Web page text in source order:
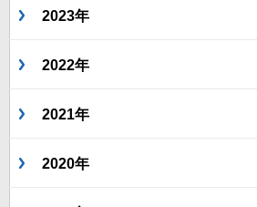
2023年
2022年
2021年
2020年